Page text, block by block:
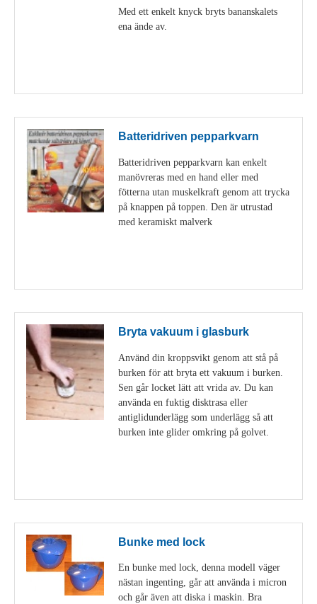
Med ett enkelt knyck bryts bananskalets
ena ände av.
Batteridriven pepparkvarn
Batteridriven pepparkvarn kan enkelt
manövreras med en hand eller med
fötterna utan muskelkraft genom att trycka
på knappen på toppen. Den är utrustad
med keramiskt malverk
Bryta vakuum i glasburk
Använd din kroppsvikt genom att stå på
burken för att bryta ett vakuum i burken.
Sen går locket lätt att vrida av. Du kan
använda en fuktig disktrasa eller
antiglidunderlägg som underlägg så att
burken inte glider omkring på golvet.
Bunke med lock
En bunke med lock, denna modell väger
nästan ingenting, går att använda i micron
och går även att diska i maskin. Bra